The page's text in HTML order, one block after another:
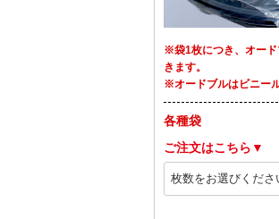
※袋1枚につき、オー
きます。
※オードブルはビニー
各種袋
ご注文はこちら▼